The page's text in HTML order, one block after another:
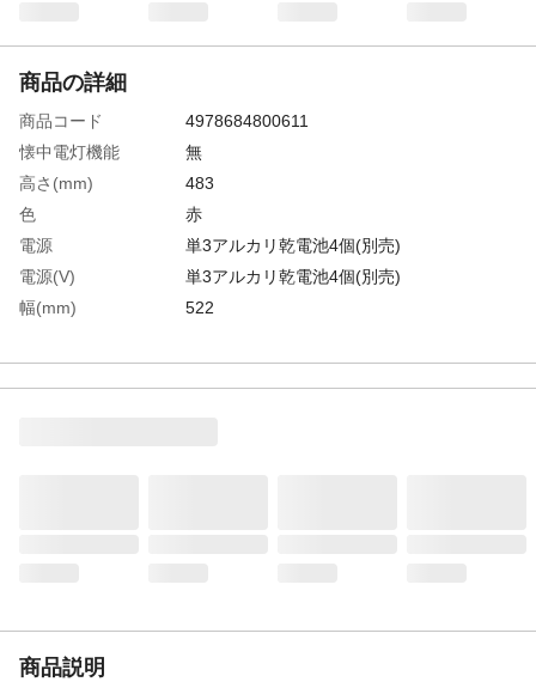
商品の詳細
商品コード
4978684800611
懐中電灯機能
無
高さ(mm)
483
色
赤
電源
単3アルカリ乾電池4個(別売)
電源(V)
単3アルカリ乾電池4個(別売)
幅(mm)
522
点滅有無
有
商品説明